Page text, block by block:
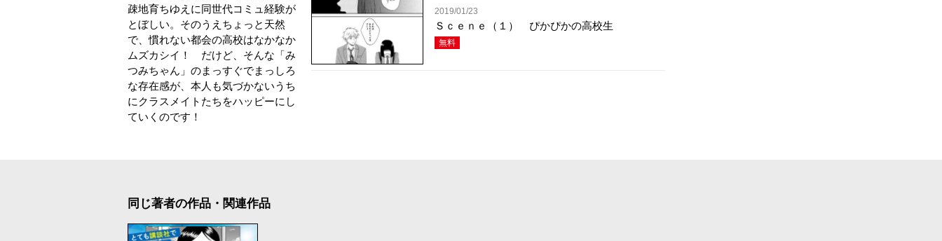
疎地育ちゆえに同世代コミュ経験が
とぼしい。そのうえちょっと天然
で、慣れない都会の高校はなかなか
ムズカシイ！ だけど、そんな「み
つみちゃん」のまっすぐでまっしろ
な存在感が、本人も気づかないうち
にクラスメイトたちをハッピーにし
ていくのです！
2019/01/23
Ｓｃｅｎｅ（１） ぴかぴかの高校生
無料
同じ著者の作品・関連作品